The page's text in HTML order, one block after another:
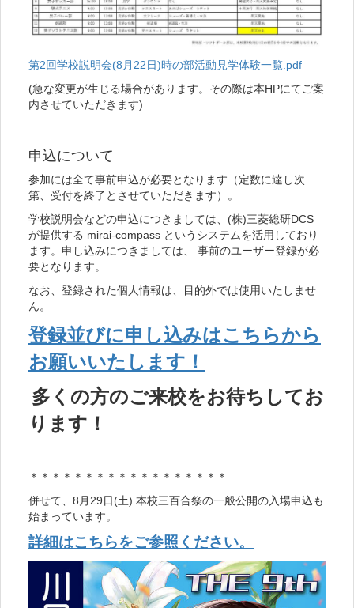
第2回学校説明会(8月22日)時の部活動見学体験一覧.pdf
(急な変更が生じる場合があります。その際は本HPにてご案
内させていただきます)
申込について
参加には全て事前申込が必要となります（定数に達し次
第、受付を終了とさせていただきます）。
学校説明会などの申込につきましては、(株)三菱総研DCS
が提供する mirai-compass というシステムを活用しており
ます。申し込みにつきましては、 事前のユーザー登録が必
要となります。
なお、登録された個人情報は、目的外では使用いたしませ
ん。
登録並びに申し込みはこちらから
お願いいたします！
多くの方のご来校をお待ちしてお
ります！
＊＊＊＊＊＊＊＊＊＊＊＊＊＊＊＊＊＊
併せて、8月29日(土) 本校三百合祭の一般公開の入場申込も
始まっています。
詳細はこちらをご参照ください。